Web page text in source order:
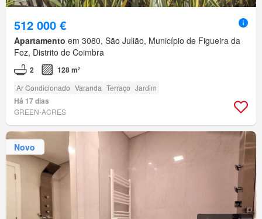
512 000 €
Apartamento em 3080, São Julião, Município de Figueira da
Foz, Distrito de Coimbra
2 128 m²
Ar Condicionado Varanda Terraço Jardim
Há 17 dias
GREEN-ACRES
Novo